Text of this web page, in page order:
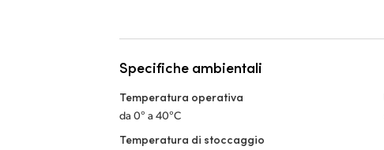
Specifiche ambientali
Temperatura operativa
da 0° a 40°C
Temperatura di stoccaggio